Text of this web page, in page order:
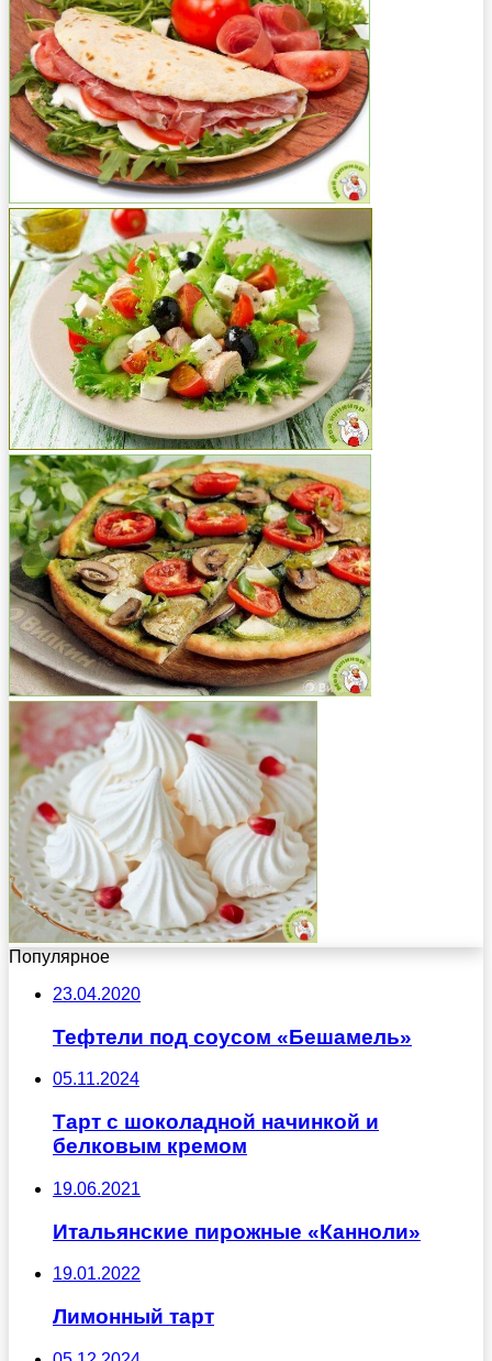
Популярное
23.04.2020
Тефтели под соусом «Бешамель»
05.11.2024
Тарт с шоколадной начинкой и
белковым кремом
19.06.2021
Итальянские пирожные «Канноли»
19.01.2022
Лимонный тарт